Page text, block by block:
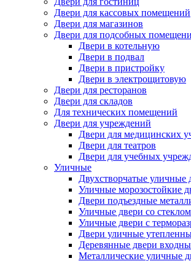
Двери для кассовых помещений
Двери для магазинов
Двери для подсобных
Двери в котельную
Двери в подвал
Двери в пристройку
Двери в электрощитовую
Двери для ресторанов
Двери для складов
Для технических помещений
Двери для учреждений
Двери для медицинских
Двери для театров
Двери для учебных
Уличные
Двухстворчатые уличные
Уличные морозостойкие
Двери подъездные
Уличные двери со стеклом
Уличные двери с
Двери уличные
Деревянные двери
Металлические уличные